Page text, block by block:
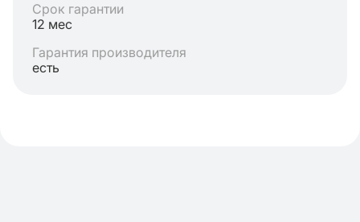
Срок гарантии
12 мес
Гарантия производителя
есть